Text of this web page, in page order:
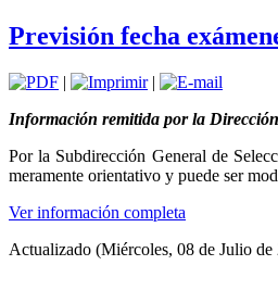
Previsión fecha
|
|
Información remitida por la
Por la Subdirección General de
meramente orientativo y puede ser
Ver información completa
Actualizado (Miércoles, 08 de Julio de